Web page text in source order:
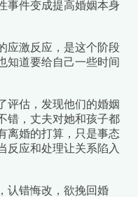
事件变成提高婚姻本身
应激反应，是这个阶段
知道要给自己一些时间
评估，发现他们的婚姻
错，丈夫对她和孩子都
离婚的打算，只是事态
反应和处理让关系陷入
认错悔改，欲挽回婚